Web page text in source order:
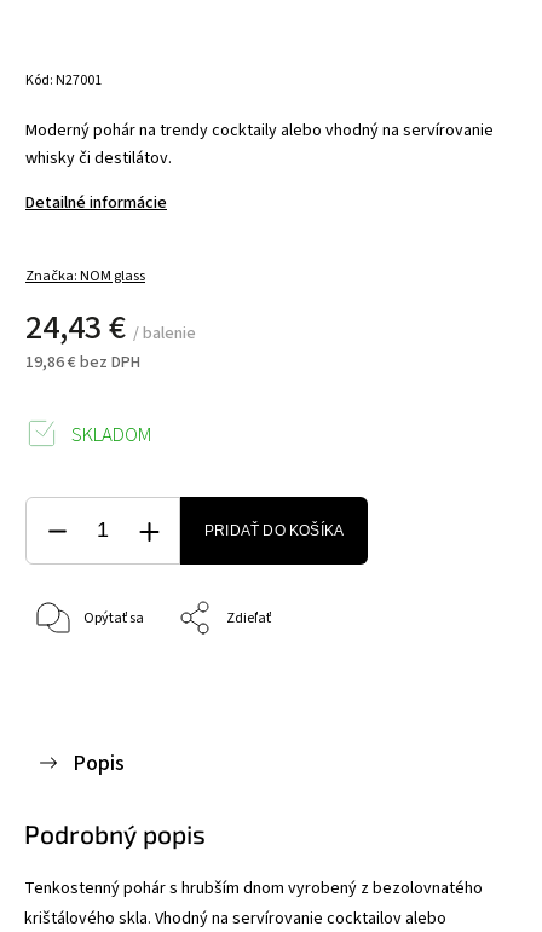
Kód:N27001
Moderný pohár na trendy cocktaily alebo vhodný na servírovanie
whisky či destilátov.
Detailné informácie
Značka:NOM glass
24,43 € / balenie
19,86 € bez DPH
SKLADOM
PRIDAŤ DO KOŠÍKA
Opýtať sa Zdieľať
Popis
Podrobný popis
Tenkostenný pohár s hrubším dnom vyrobený z bezolovnatého
krištálového skla. Vhodný na servírovanie cocktailov alebo